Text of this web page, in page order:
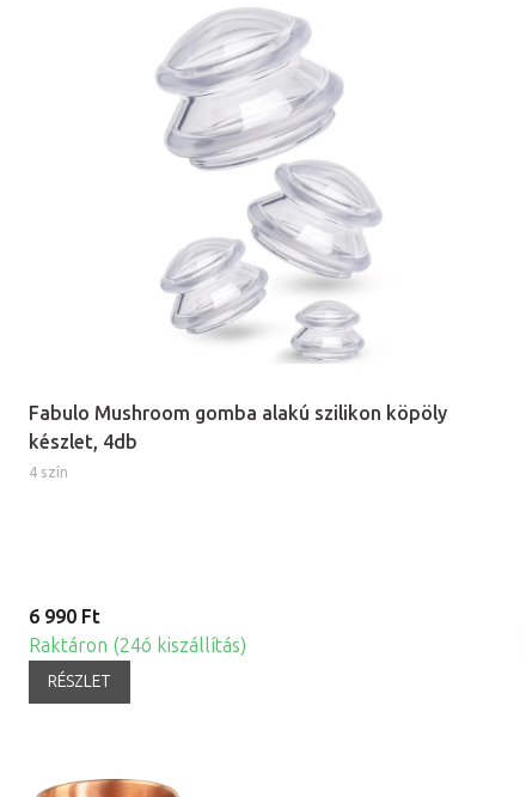
Fabulo Mushroom gomba alakú szilikon köpöly
készlet, 4db
4 szín
6 990 Ft
Raktáron (24ó kiszállítás)
RÉSZLET